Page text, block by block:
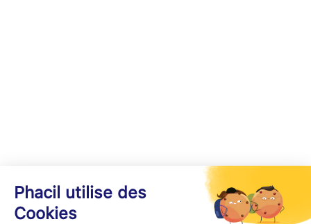
Phacil utilise des
Cookies